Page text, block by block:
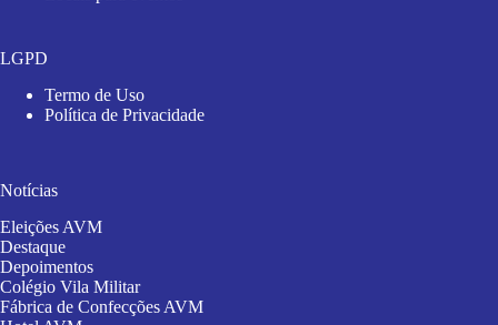
LGPD
Termo de Uso
Política de Privacidade
Notícias
Eleições AVM
Destaque
Depoimentos
Colégio Vila Militar
Fábrica de Confecções AVM